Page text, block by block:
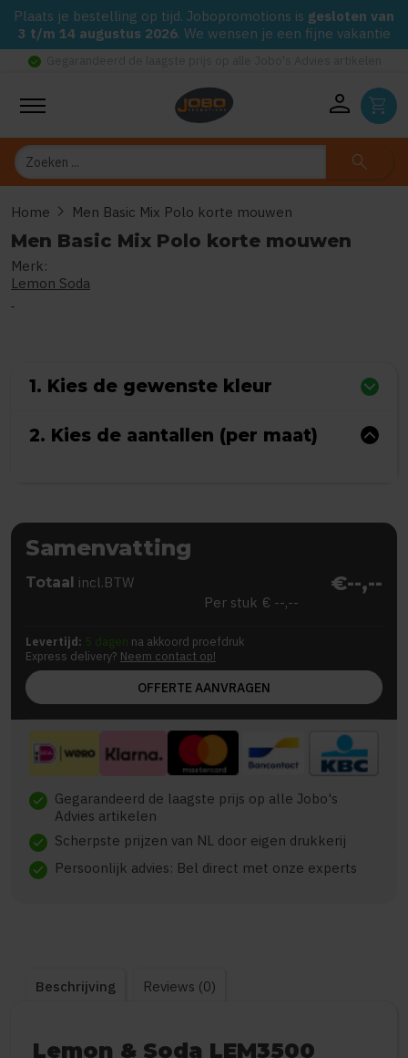
Plaats je bestelling op tijd. Jobopromotions is gesloten van
3 t/m 14 augustus 2026. We wensen je een fijne vakantie
check_circle
person shopping_cart
Zoeken search
Home chevron_right Men Basic Mix Polo korte mouwen
Men Basic Mix Polo korte mouwen
Merk:
Lemon Soda
1. Kies de gewenste kleur
2. Kies de aantallen (per maat)
Samenvatting
Totaal incl.BTW €--,--
Per stuk € --,--
Levertijd: 5 dagen na akkoord proefdruk
Express delivery? Neem contact op!
OFFERTE AANVRAGEN
check Gegarandeerd de laagste prijs op alle Jobo's
Advies artikelen
check Scherpste prijzen van NL door eigen drukkerij
check Persoonlijk advies: Bel direct met onze experts
Beschrijving Reviews (0)
Lemon & Soda LEM3500